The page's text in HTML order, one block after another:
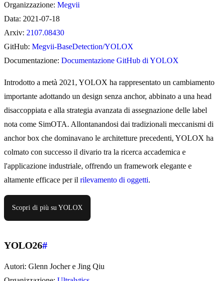
Organizzazione: Megvii
Data: 2021-07-18
Arxiv: 2107.08430
GitHub: Megvii-BaseDetection/YOLOX
Documentazione: Documentazione GitHub di YOLOX
Introdotto a metà 2021, YOLOX ha rappresentato un cambiamento
importante adottando un design senza anchor, abbinato a una head
disaccoppiata e alla strategia avanzata di assegnazione delle label
nota come SimOTA. Allontanandosi dai tradizionali meccanismi di
anchor box che dominavano le architetture precedenti, YOLOX ha
colmato con successo il divario tra la ricerca accademica e
l'applicazione industriale, offrendo un framework elegante e
altamente efficace per il rilevamento di oggetti.
Scopri di più su YOLOX
YOLO26#
Autori: Glenn Jocher e Jing Qiu